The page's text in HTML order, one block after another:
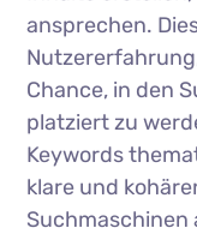
ansprechen.
Chance, in den
platziert zu
Keywords
klare und
Suchmaschinen